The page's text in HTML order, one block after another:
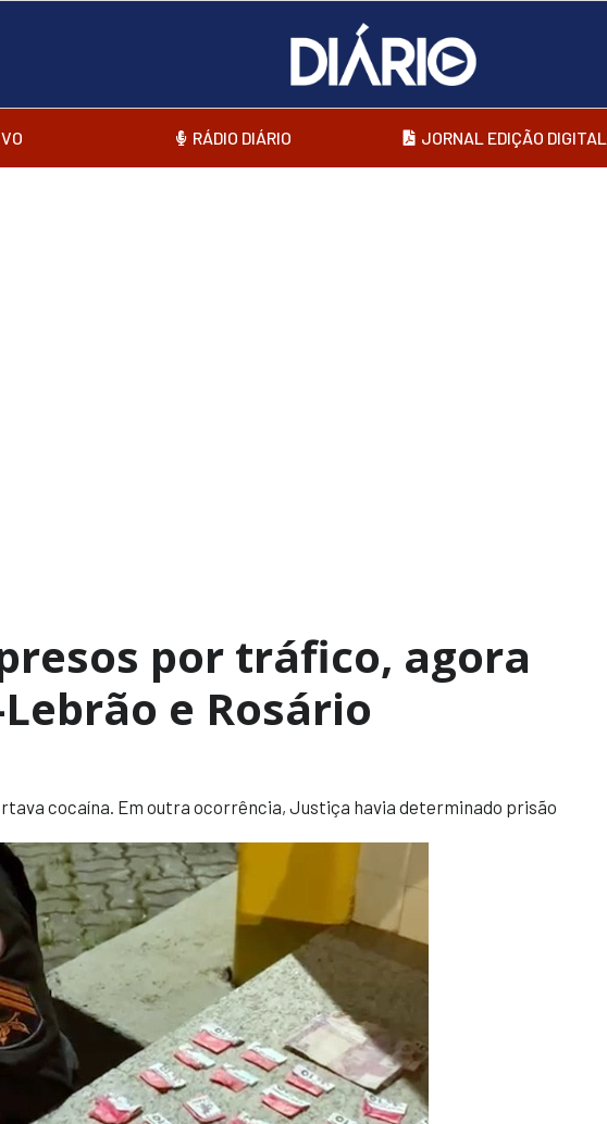
RÁDIO DIÁRIO JORNAL EDIÇÃO DIGITAL
por tráfico, agora
e Rosário
cocaína. Em outra ocorrência, Justiça havia determinado prisão